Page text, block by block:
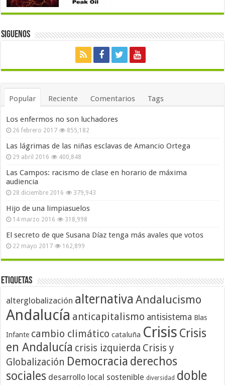
Siguenos
Popular Reciente Comentarios Tags
Los enfermos no son luchadores
26 febrero 2017 855,182
Las lágrimas de las niñas esclavas de Amancio Ortega
29 abril 2016 400,848
Las Campos: racismo de clase en horario de máxima
audiencia
28 diciembre 2016 379,943
Hijo de una limpiasuelos
14 marzo 2016 318,998
El secreto de que Susana Díaz tenga más avales que votos
22 mayo 2017 162,899
Etiquetas
alterglobalización alternativa Andalucismo
Andalucía anticapitalismo antisistema Blas
Infante cambio climático cataluña Crisis Crisis
en Andalucía crisis izquierda Crisis y
Globalización Democracia derechos
sociales desarrollo local sostenible diversidad doble